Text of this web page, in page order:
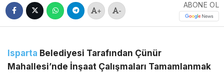
+ -
ABONE OL
Isparta Belediyesi Tarafından Çünür
Mahallesi’nde İnşaat Çalışmaları Tamamlanmak